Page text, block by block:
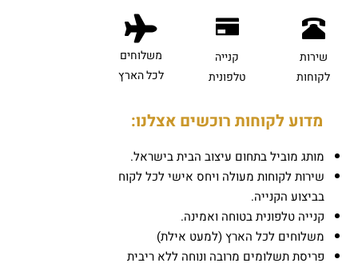
שירות
לקוחות
קנייה
טלפונית
משלוחים
לכל הארץ
מדוע לקוחות רוכשים אצלנו:
מותג מוביל בתחום עיצוב הבית בישראל.
שירות לקוחות מעולה ויחס אישי לכל לקוח
בביצוע הקנייה.
קנייה טלפונית בטוחה ואמינה.
משלוחים לכל הארץ (למעט אילת)
פריסת תשלומים מרובה ונוחה ללא ריבית